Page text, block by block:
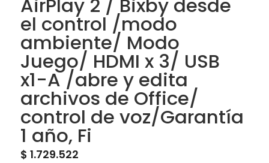
AirPlay 2 / Bixby desde
el control /modo
ambiente/ Modo
Juego/ HDMI x 3/ USB
x1-A /abre y edita
archivos de Office/
control de voz/Garantía
1 año, Fi
$ 1.729.522